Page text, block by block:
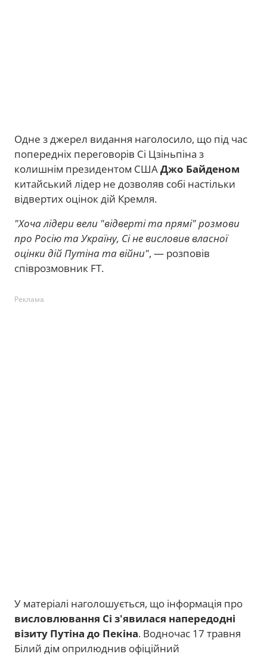
Одне з джерел видання наголосило, що під час
попередніх переговорів Сі Цзіньпіна з
колишнім президентом СШАДжо Байденом
китайський лідер не дозволяв собі настільки
відвертих оцінок дій Кремля.
"Хоча лідери вели "відверті та прямі" розмови
про Росію та Україну, Сі не висловив власної
оцінки дій Путіна та війни", — розповів
співрозмовник FT.
Реклама
У матеріалі наголошується, що інформація про
висловлювання Сі з'явилася напередодні
візиту Путіна до Пекіна. Водночас 17 травня
Білий дім оприлюднив офіційний